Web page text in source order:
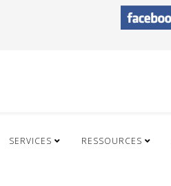
SERVICES RESSOURCES